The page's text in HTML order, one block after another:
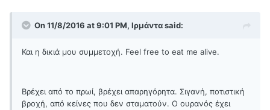
On 11/8/2016 at 9:01 PM, Ιρμάντα said:
Και η δικιά μου συμμετοχή. Feel free to eat me alive.
Βρέχει από το πρωί, βρέχει απαρηγόρητα. Σιγανή, ποτιστική
βροχή, από κείνες που δεν σταματούν. Ο ουρανός έχει